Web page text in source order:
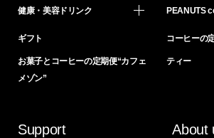
健康・美容ドリンク PEANUTS
ギフト コーヒーの
お菓子とコーヒーの定期便“カフェ
メゾン”
ティー
Support About